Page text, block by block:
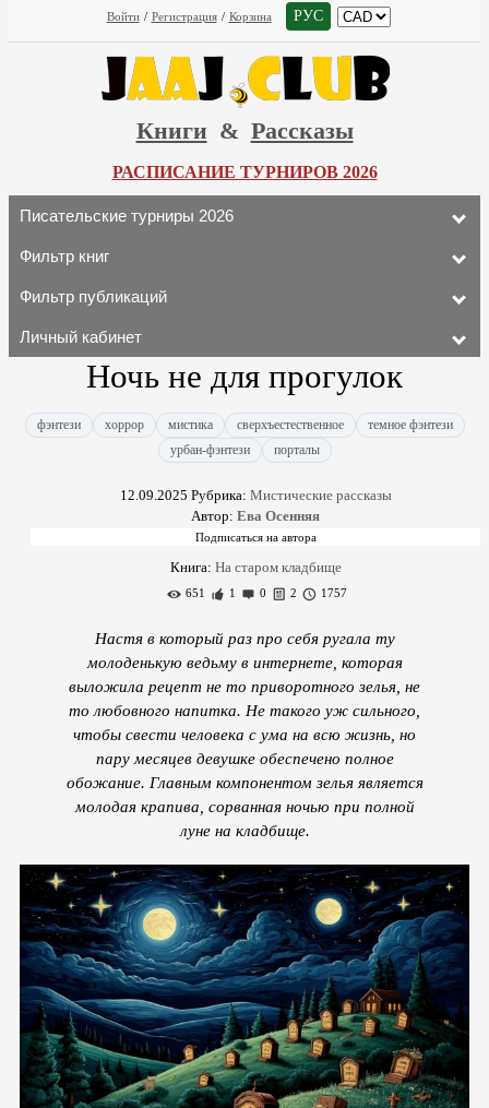
Войти / Регистрация / Корзина РУС
Книги & Рассказы
РАСПИСАНИЕ ТУРНИРОВ 2026
Писательские турниры 2026
Фильтр книг
Фильтр публикаций
Личный кабинет
Ночь не для прогулок
фэнтези хоррор мистика сверхъестественное
темное фэнтези
урбан-фэнтези
порталы
12.09.2025 Рубрика: Мистические рассказы
Автор: Ева Осенняя
Книга: На старом кладбище
651 1 0 2 1757
Настя в который раз про себя ругала ту
молоденькую ведьму в интернете, которая
выложила рецепт не то приворотного зелья, не
то любовного напитка. Не такого уж сильного,
чтобы свести человека с ума на всю жизнь, но
пару месяцев девушке обеспечено полное
обожание. Главным компонентом зелья является
молодая крапива, сорванная ночью при полной
луне на кладбище.